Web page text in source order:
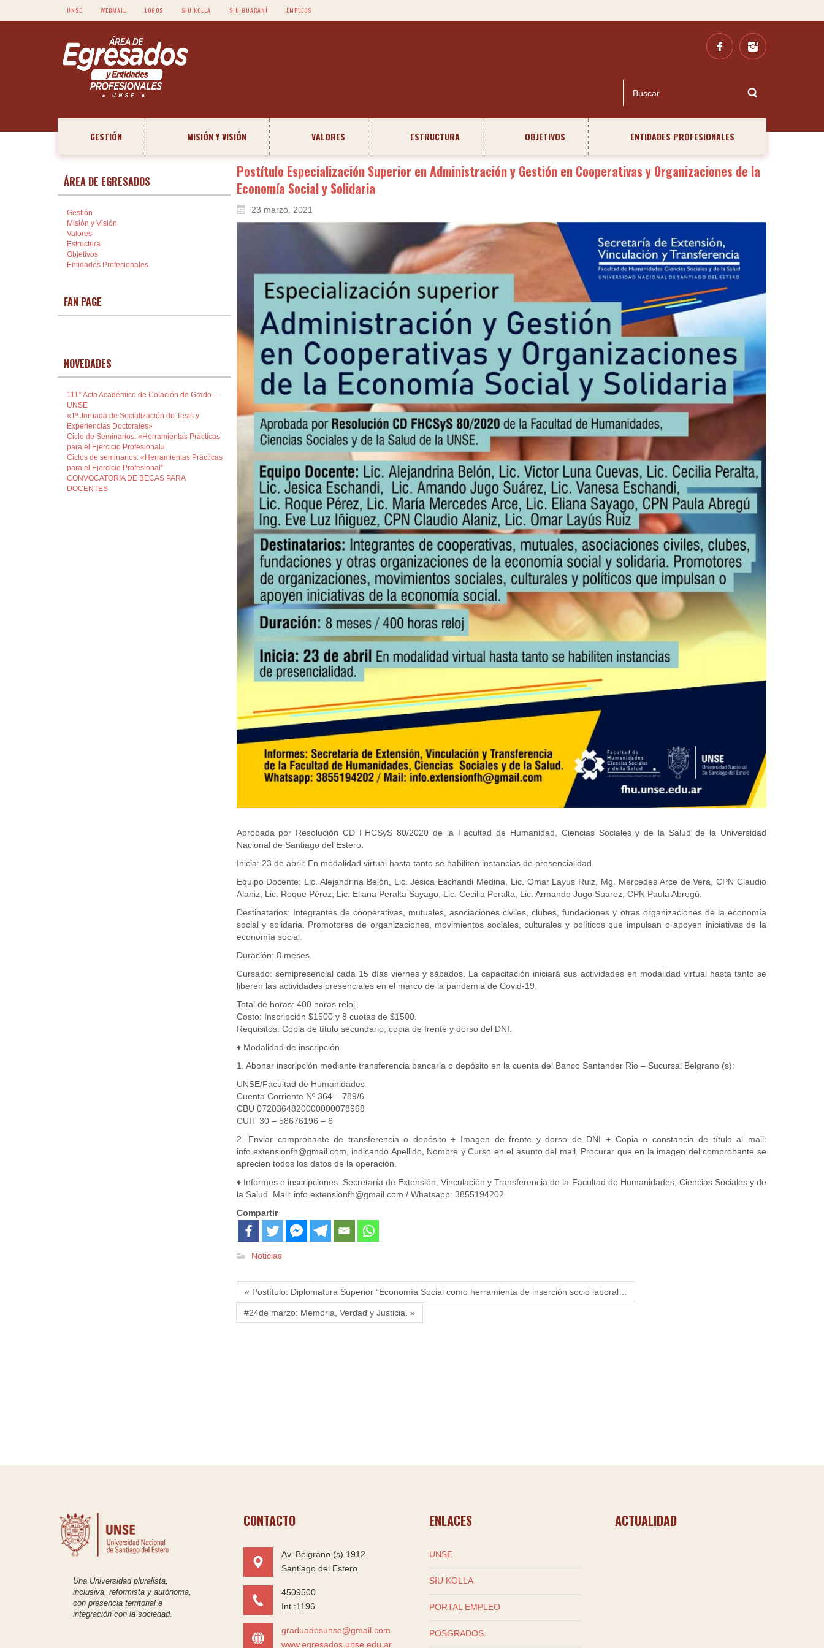
UNSE WEBMAIL LOGOS SIU KOLLA SIU GUARANÍ EMPLEOS
GESTIÓN MISIÓN Y VISIÓN VALORES ESTRUCTURA OBJETIVOS ENTIDADES PROFESIONALES
ÁREA DE EGRESADOS
Gestión
Misión y Visión
Valores
Estructura
Objetivos
Entidades Profesionales
FAN PAGE
NOVEDADES
111° Acto Académico de Colación de Grado –
UNSE
«1º Jornada de Socialización de Tesis y
Experiencias Doctorales»
Ciclo de Seminarios: «Herramientas Prácticas
para el Ejercicio Profesional»
Ciclos de seminarios: «Herramientas Prácticas
para el Ejercicio Profesional”
CONVOCATORIA DE BECAS PARA
DOCENTES
Postítulo Especialización Superior en Administración y Gestión en Cooperativas y Organizaciones de la
Economía Social y Solidaria
23 marzo, 2021
Aprobada por Resolución CD FHCSyS 80/2020 de la Facultad de Humanidad, Ciencias Sociales y de la Salud de la Universidad
Nacional de Santiago del Estero.
Inicia: 23 de abril: En modalidad virtual hasta tanto se habiliten instancias de presencialidad.
Equipo Docente: Lic. Alejandrina Belón, Lic. Jesica Eschandi Medina, Lic. Omar Layus Ruiz, Mg. Mercedes Arce de Vera, CPN Claudio
Alaniz, Lic. Roque Pérez, Lic. Eliana Peralta Sayago, Lic. Cecilia Peralta, Lic. Armando Jugo Suarez, CPN Paula Abregú.
Destinatarios: Integrantes de cooperativas, mutuales, asociaciones civiles, clubes, fundaciones y otras organizaciones de la economía
social y solidaria. Promotores de organizaciones, movimientos sociales, culturales y políticos que impulsan o apoyen iniciativas de la
economía social.
Duración: 8 meses.
Cursado: semipresencial cada 15 días viernes y sábados. La capacitación iniciará sus actividades en modalidad virtual hasta tanto se
liberen las actividades presenciales en el marco de la pandemia de Covid-19.
Total de horas: 400 horas reloj.
Costo: Inscripción $1500 y 8 cuotas de $1500.
Requisitos: Copia de título secundario, copia de frente y dorso del DNI.
♦️ Modalidad de inscripción
1. Abonar inscripción mediante transferencia bancaria o depósito en la cuenta del Banco Santander Rio – Sucursal Belgrano (s):
UNSE/Facultad de Humanidades
Cuenta Corriente Nº 364 – 789/6
CBU 0720364820000000078968
CUIT 30 – 58676196 – 6
2. Enviar comprobante de transferencia o depósito + Imagen de frente y dorso de DNI + Copia o constancia de título al mail:
info.extensionfh@gmail.com, indicando Apellido, Nombre y Curso en el asunto del mail. Procurar que en la imagen del comprobante se
aprecien todos los datos de la operación.
♦️ Informes e inscripciones: Secretaría de Extensión, Vinculación y Transferencia de la Facultad de Humanidades, Ciencias Sociales y de
la Salud. Mail: info.extensionfh@gmail.com / Whatsapp: 3855194202
Compartir
Noticias
« Postítulo: Diplomatura Superior “Economía Social como herramienta de inserción socio laboral…
#24de marzo: Memoria, Verdad y Justicia. »
Una Universidad pluralista,
inclusiva, reformista y autónoma,
con presencia territorial e
integración con la sociedad.
CONTACTO
Av. Belgrano (s) 1912
Santiago del Estero
4509500
Int.:1196
graduadosunse@gmail.com
www.egresados.unse.edu.ar
ENLACES
UNSE
SIU KOLLA
PORTAL EMPLEO
POSGRADOS
ACTUALIDAD